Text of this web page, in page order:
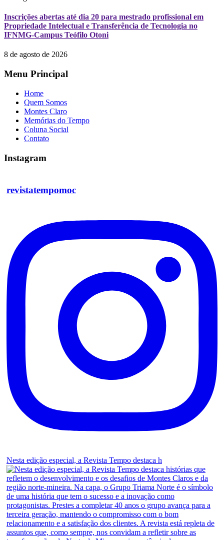
Inscrições abertas até dia 20 para mestrado profissional em
Propriedade Intelectual e Transferência de Tecnologia no
IFNMG-Campus Teófilo Otoni
8 de agosto de 2026
Menu Principal
Home
Quem Somos
Montes Claro
Memórias do Tempo
Coluna Social
Contato
Instagram
revistatempomoc
Nesta edição especial, a Revista Tempo destaca h